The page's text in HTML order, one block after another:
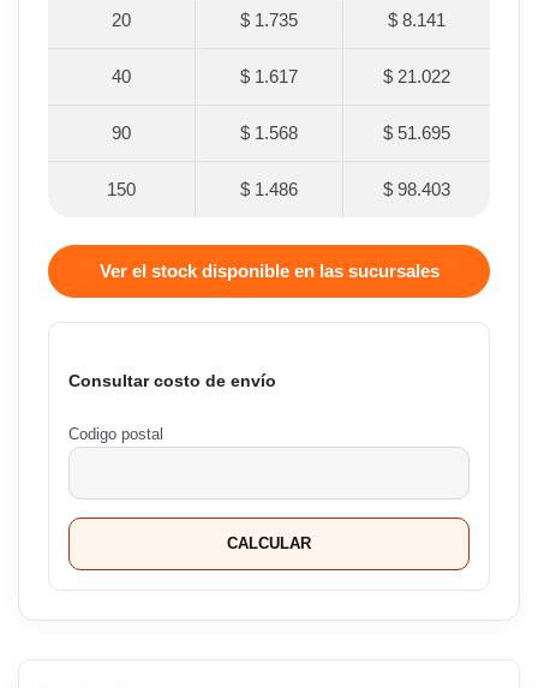
20 $ 1.735 $ 8.141
40 $ 1.617 $ 21.022
90 $ 1.568 $ 51.695
150 $ 1.486 $ 98.403
Ver el stock disponible en las sucursales
Consultar costo de envío
Codigo postal
CALCULAR